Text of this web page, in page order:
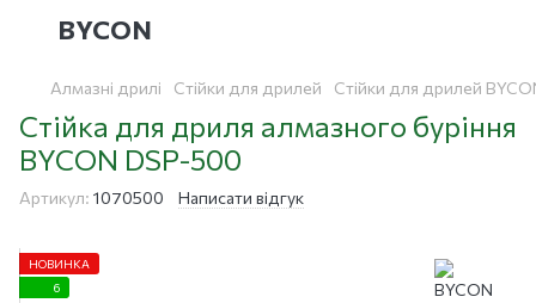
BYCON
Алмазні дрилі Стійки для дрилей Стійки для дрилей
Стійка для дриля алмазного буріння
BYCON DSP-500
Артикул: 1070500 Написати відгук
НОВИНКА
6